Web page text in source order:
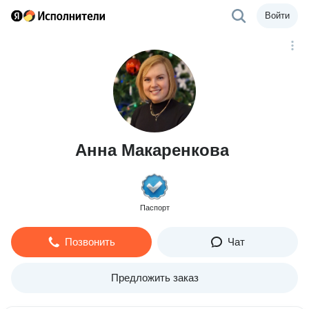
Войти
Анна Макаренкова
Паспорт
Позвонить Чат
Предложить заказ